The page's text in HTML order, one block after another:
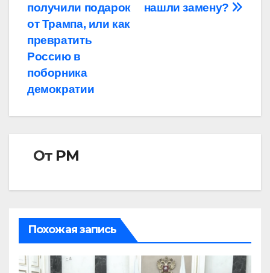
записям
нашли замену?
получили подарок
от Трампа, или как
превратить
Россию в
поборника
демократии
От РМ
Похожая запись